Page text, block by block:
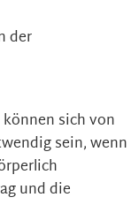
der
sich von
sein, wenn
und die